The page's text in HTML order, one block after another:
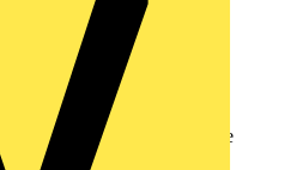
und erhalten Sie stets aktuelle